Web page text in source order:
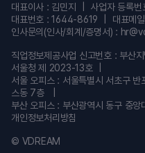
대표이사 : 김민지
사업자 등록
대표번호 : 1644-8619
대표메
인사문의(인사/회계/증명서) :
직업정보제공사업 신고번호 : 부산
서울청 제 2023-13호
서울 오피스 : 서울특별시 서초구
스동 7층
부산 오피스 : 부산광역시 동구 중
개인정보처리방침
© VDREAM